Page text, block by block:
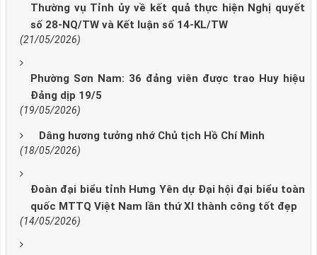
Thường vụ Tỉnh ủy về kết quả thực hiện Nghị quyết
số 28-NQ/TW và Kết luận số 14-KL/TW
(21/05/2026)
Phường Sơn Nam: 36 đảng viên được trao Huy hiệu
Đảng dịp 19/5
(19/05/2026)
Dâng hương tưởng nhớ Chủ tịch Hồ Chí Minh
(18/05/2026)
Đoàn đại biểu tỉnh Hưng Yên dự Đại hội đại biểu toàn
quốc MTTQ Việt Nam lần thứ XI thành công tốt đẹp
(14/05/2026)